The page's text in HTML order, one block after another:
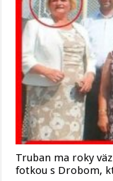
Truban ma roky
fotkou s Drobom,